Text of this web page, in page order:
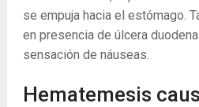
se empuja hacia el estómago.
en presencia de úlcera
sensación de náuseas.
Hematemesis